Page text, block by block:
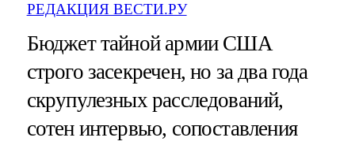
РЕДАКЦИЯ ВЕСТИ.РУ
Бюджет тайной армии США
строго засекречен, но за два года
скрупулезных расследований,
сотен интервью, сопоставления